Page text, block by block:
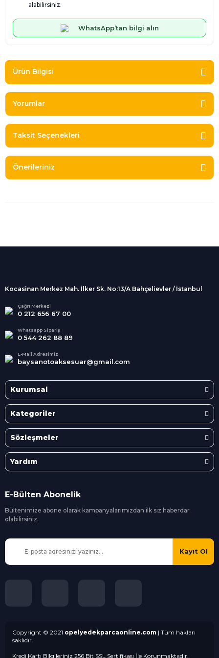
alabilirsiniz.
WhatsApp’tan bilgi alın
Ürün Bilgisi
Yorumlar
Taksit Seçenekleri
Önerileriniz
Alışveriş
kargolanmaktadır.
Tüm Kredi Kartlarına taksit
seçenekleri
Kocasinan Merkez Mah. İlker Sk. No:13/A Bahçelievler / İstanbul
Çağrı Merkezi
0 212 656 67 00
Whatsapp Sipariş
0 544 262 88 89
E-Mail Adresimiz
baysanotoaksesuar@gmail.com
Kurumsal
Kategoriler
Sözleşmeler
Yardım
E-Bülten Abonelik
Bültenimize abone olarak kampanyalarımızdan ilk siz haberdar
olabilirsiniz.
Kayıt Ol
Copyright © 2021 opelyedekparcaonline.com | Tüm hakları
saklıdır.
Kredi Kartı Bilgileriniz 256 Bit SSL Sertifikası İle Korunmaktadır.